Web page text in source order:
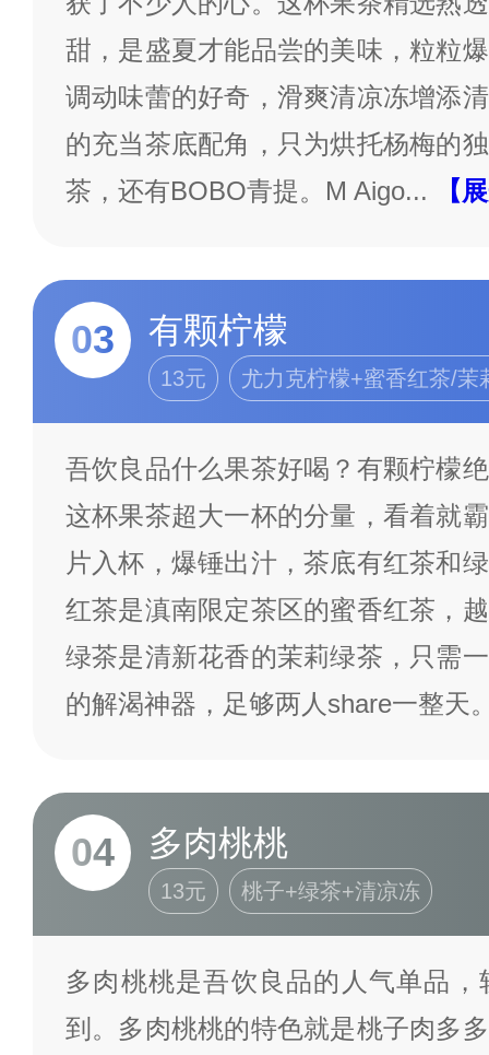
甜，是盛夏才能品尝的美味，粒粒
调动味蕾的好奇，滑爽清凉冻增添
的充当茶底配角，只为烘托杨梅的
茶，还有BOBO青提。M Aigo... 【
03 有颗柠檬
13元 尤力克柠檬+蜜香红茶/茉
吾饮良品什么果茶好喝？有颗柠檬
这杯果茶超大一杯的分量，看着就
片入杯，爆锤出汁，茶底有红茶和
红茶是滇南限定茶区的蜜香红茶，
绿茶是清新花香的茉莉绿茶，只需
的解渴神器，足够两人share一整天
04 多肉桃桃
13元 桃子+绿茶+清凉冻
多肉桃桃是吾饮良品的人气单品
到。多肉桃桃的特色就是桃子肉多